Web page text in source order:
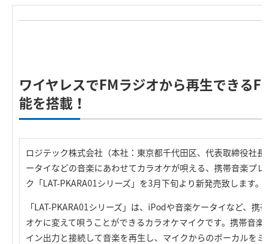
ワイヤレスでFMラジオから再生できる
能を搭載！
ロジテック株式会社（本社：東京都千代田区、代表取締役社長
ータイなどの音楽にあわせてカラオケが唄える、携帯音楽プレ
ク「LAT-PKARA01シリーズ」を3月下旬より新発売致します。
「LAT-PKARA01シリーズ」は、iPodや音楽ケータイなど、携
オケに変えて唄うことができるカラオケマイクです。携帯音楽
イン出力と接続して音楽を再生し、マイクからのボーカルをミ